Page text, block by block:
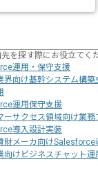
を探す際にお役立てく
運用・保守支援
界向け基幹システム構築
運用保守支援
ーサクセス領域向け業務
導入設計実装
財メーカ向けSalesforce
向けビジネスチャット運